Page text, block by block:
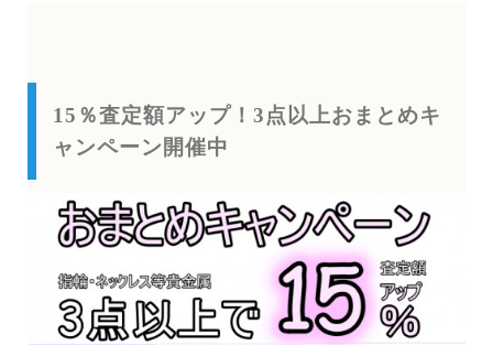
15％査定額アップ！3点以上おまとめキ
ャンペーン開催中